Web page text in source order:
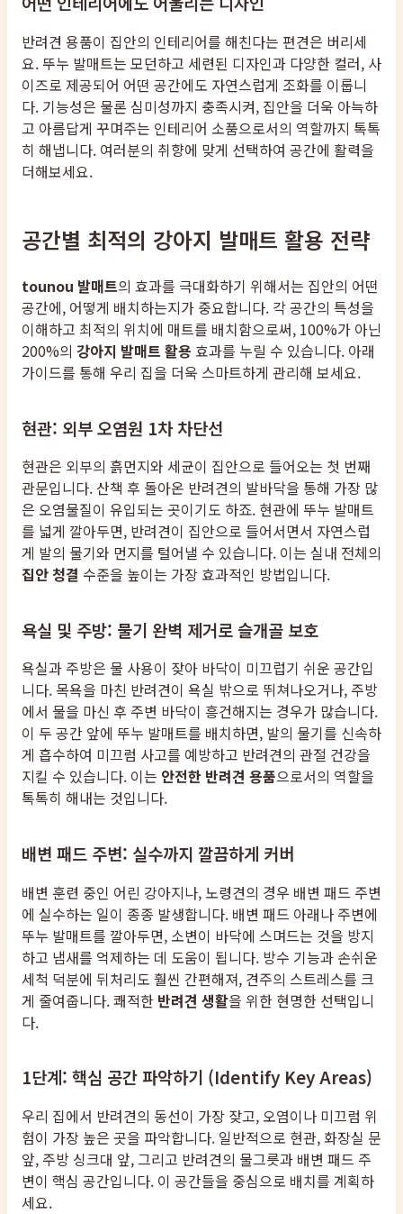
반려견 용품이 집안의 인테리어를 해친다는 편견은 버리세
요. 뚜누 발매트는 모던하고 세련된 디자인과 다양한 컬러, 사
이즈로 제공되어 어떤 공간에도 자연스럽게 조화를 이룹니
다. 기능성은 물론 심미성까지 충족시켜, 집안을 더욱 아늑하
고 아름답게 꾸며주는 인테리어 소품으로서의 역할까지 톡톡
히 해냅니다. 여러분의 취향에 맞게 선택하여 공간에 활력을
더해보세요.
공간별 최적의 강아지 발매트 활용 전략
tounou 발매트의 효과를 극대화하기 위해서는 집안의 어떤
공간에, 어떻게 배치하는지가 중요합니다. 각 공간의 특성을
이해하고 최적의 위치에 매트를 배치함으로써, 100%가 아닌
200%의 강아지 발매트 활용 효과를 누릴 수 있습니다. 아래
가이드를 통해 우리 집을 더욱 스마트하게 관리해 보세요.
현관: 외부 오염원 1차 차단선
현관은 외부의 흙먼지와 세균이 집안으로 들어오는 첫 번째
관문입니다. 산책 후 돌아온 반려견의 발바닥을 통해 가장 많
은 오염물질이 유입되는 곳이기도 하죠. 현관에 뚜누 발매트
를 넓게 깔아두면, 반려견이 집안으로 들어서면서 자연스럽
게 발의 물기와 먼지를 털어낼 수 있습니다. 이는 실내 전체의
집안 청결 수준을 높이는 가장 효과적인 방법입니다.
욕실 및 주방: 물기 완벽 제거로 슬개골 보호
욕실과 주방은 물 사용이 잦아 바닥이 미끄럽기 쉬운 공간입
니다. 목욕을 마친 반려견이 욕실 밖으로 뛰쳐나오거나, 주방
에서 물을 마신 후 주변 바닥이 흥건해지는 경우가 많습니다.
이 두 공간 앞에 뚜누 발매트를 배치하면, 발의 물기를 신속하
게 흡수하여 미끄럼 사고를 예방하고 반려견의 관절 건강을
지킬 수 있습니다. 이는 안전한 반려견 용품으로서의 역할을
톡톡히 해내는 것입니다.
배변 패드 주변: 실수까지 깔끔하게 커버
배변 훈련 중인 어린 강아지나, 노령견의 경우 배변 패드 주변
에 실수하는 일이 종종 발생합니다. 배변 패드 아래나 주변에
뚜누 발매트를 깔아두면, 소변이 바닥에 스며드는 것을 방지
하고 냄새를 억제하는 데 도움이 됩니다. 방수 기능과 손쉬운
세척 덕분에 뒤처리도 훨씬 간편해져, 견주의 스트레스를 크
게 줄여줍니다. 쾌적한 반려견 생활을 위한 현명한 선택입니
다.
1단계: 핵심 공간 파악하기 (Identify Key Areas)
우리 집에서 반려견의 동선이 가장 잦고, 오염이나 미끄럼 위
험이 가장 높은 곳을 파악합니다. 일반적으로 현관, 화장실 문
앞, 주방 싱크대 앞, 그리고 반려견의 물그릇과 배변 패드 주
변이 핵심 공간입니다. 이 공간들을 중심으로 배치를 계획하
세요.